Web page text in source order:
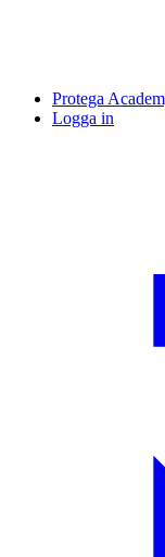
Protega
Logga in